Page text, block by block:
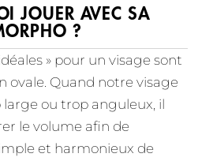
JOUER AVEC SA
?
» pour un visage sont
ovale. Quand notre visage
ou trop anguleux, il
le volume afin de
et harmonieux de